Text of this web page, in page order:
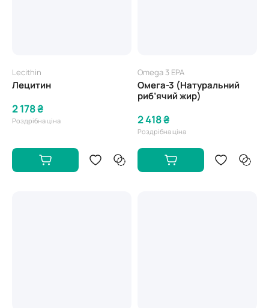
Lecithin
Лецитин
2 178 ₴
Роздрібна ціна
Omega 3 EPA
Омега-3 (Натуральний
риб’ячий жир)
2 418 ₴
Роздрібна ціна